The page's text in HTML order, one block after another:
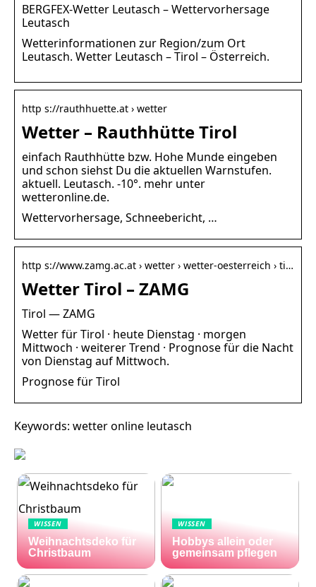
BERGFEX-Wetter Leutasch – Wettervorhersage
Leutasch
Wetterinformationen zur Region/zum Ort
Leutasch. Wetter Leutasch – Tirol – Österreich.
http s://rauthhuette.at › wetter
Wetter – Rauthhütte Tirol
einfach Rauthhütte bzw. Hohe Munde eingeben
und schon siehst Du die aktuellen Warnstufen.
aktuell. Leutasch. -10°. mehr unter
wetteronline.de.
Wettervorhersage, Schneebericht, …
http s://www.zamg.ac.at › wetter › wetter-oesterreich › ti…
Wetter Tirol – ZAMG
Tirol — ZAMG
Wetter für Tirol · heute Dienstag · morgen
Mittwoch · weiterer Trend · Prognose für die Nacht
von Dienstag auf Mittwoch.
Prognose für Tirol
Keywords: wetter online leutasch
WISSEN
Weihnachtsdeko für
Christbaum
WISSEN
Hobbys allein oder
gemeinsam pflegen